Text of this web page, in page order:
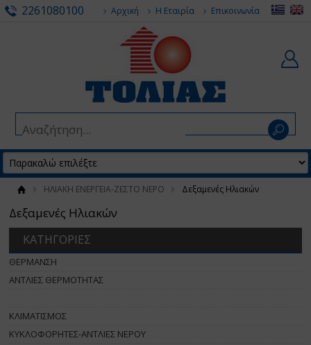
2261080100 Αρχική Η Εταιρία Επικοινωνία
ΗΛΙΑΚΗ ΕΝΕΡΓΕΙΑ-ΖΕΣΤΟ ΝΕΡΟ Δεξαμενές Ηλιακών
Δεξαμενές Ηλιακών
ΚΑΤΗΓΟΡΙΕΣ
ΘΕΡΜΑΝΣΗ
ΑΝΤΛΙΕΣ ΘΕΡΜΟΤΗΤΑΣ
ΚΛΙΜΑΤΙΣΜΟΣ
ΚΥΚΛΟΦΟΡΗΤΕΣ-ΑΝΤΛΙΕΣ ΝΕΡΟΥ